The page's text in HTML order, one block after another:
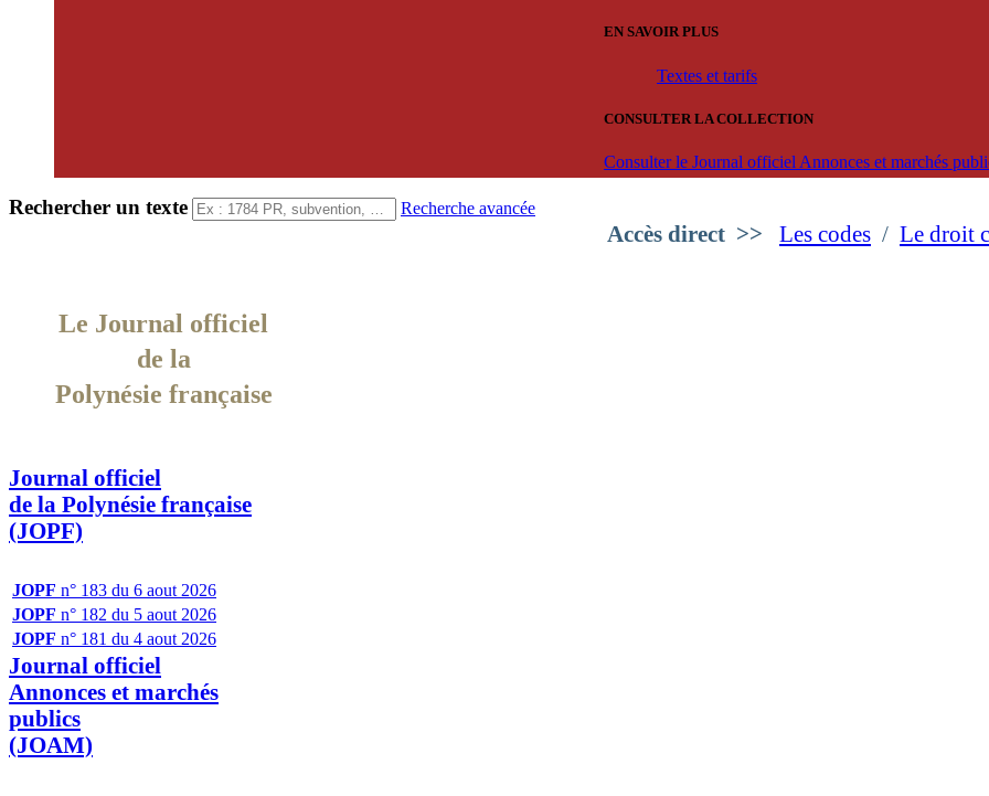
EN SAVOIR PLUS
Textes et tarifs
CONSULTER LA COLLECTION
Consulter le Journal officiel Annonces et marchés
Rechercher un texte Recherche avancée
Accès direct >> Les codes / Le droit
Le Journal officiel
de la
Polynésie française
Journal officiel
de la Polynésie française
(JOPF)
JOPF n° 183 du 6 aout 2026
JOPF n° 182 du 5 aout 2026
JOPF n° 181 du 4 aout 2026
Journal officiel
Annonces et marchés
publics
(JOAM)